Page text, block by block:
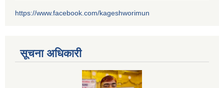
https://www.facebook.com/kageshworimun
सूचना अधिकारी